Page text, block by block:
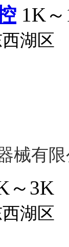
1K
西湖区
械有
～3K
西湖区